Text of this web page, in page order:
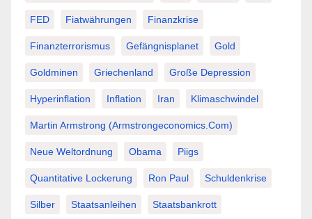
FED Fiatwährungen Finanzkrise
Finanzterrorismus Gefängnisplanet Gold
Goldminen Griechenland Große Depression
Hyperinflation Inflation Iran Klimaschwindel
Martin Armstrong (Armstrongeconomics.com)
Neue Weltordnung Obama Piigs
Quantitative Lockerung Ron Paul Schuldenkrise
Silber Staatsanleihen Staatsbankrott